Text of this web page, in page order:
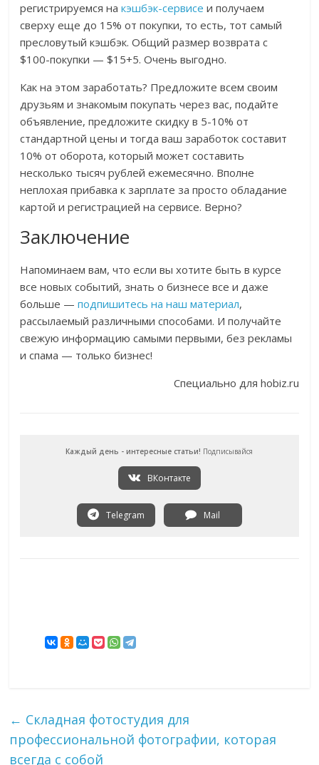
регистрируемся накэшбэк-сервисе и получаем
сверху еще до 15% от покупки, то есть, тот самый
пресловутый кэшбэк. Общий размер возврата с
$100-покупки — $15+5. Очень выгодно.
Как на этом заработать? Предложите всем своим
друзьям и знакомым покупать через вас, подайте
объявление, предложите скидку в 5-10% от
стандартной цены и тогда ваш заработок составит
10% от оборота, который может составить
несколько тысяч рублей ежемесячно. Вполне
неплохая прибавка к зарплате за просто обладание
картой и регистрацией на сервисе. Верно?
Заключение
Напоминаем вам, что если вы хотите быть в курсе
все новых событий, знать о бизнесе все и даже
больше —подпишитесь на наш материал,
рассылаемый различными способами. И получайте
свежую информацию самыми первыми, без рекламы
и спама — только бизнес!
Специально для hobiz.ru
Каждый день - интересные статьи! Подписывайся
ВКонтакте
Telegram Mail
← Складная фотостудия для
профессиональной фотографии, которая
всегда с собой